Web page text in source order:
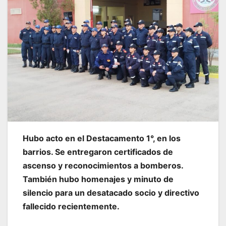
Hubo acto en el Destacamento 1°, en los
barrios. Se entregaron certificados de
ascenso y reconocimientos a bomberos.
También hubo homenajes y minuto de
silencio para un desatacado socio y directivo
fallecido recientemente.